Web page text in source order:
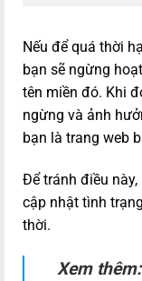
Nếu để quá thời
bạn sẽ ngừng
tên miền đó. Khi
ngừng và ảnh
bạn là trang web
Để tránh điều
cập nhật tình
thời.
Xem thêm: